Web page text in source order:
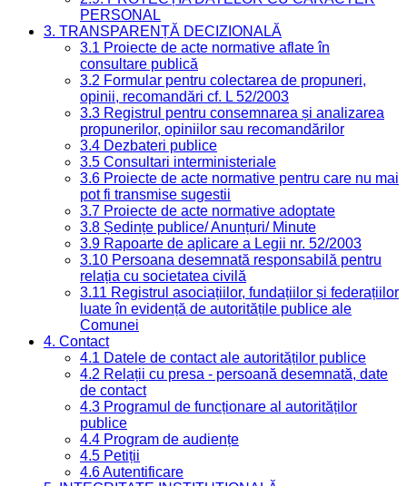
PERSONAL
3. TRANSPARENȚĂ DECIZIONALĂ
3.1 Proiecte de acte normative aflate în
consultare publică
3.2 Formular pentru colectarea de propuneri,
opinii, recomandări cf. L 52/2003
3.3 Registrul pentru consemnarea și analizarea
propunerilor, opiniilor sau recomandărilor
3.4 Dezbateri publice
3.5 Consultari interministeriale
3.6 Proiecte de acte normative pentru care nu mai
pot fi transmise sugestii
3.7 Proiecte de acte normative adoptate
3.8 Ședințe publice/ Anunțuri/ Minute
3.9 Rapoarte de aplicare a Legii nr. 52/2003
3.10 Persoana desemnată responsabilă pentru
relația cu societatea civilă
3.11 Registrul asociațiilor, fundațiilor și federațiilor
luate în evidență de autoritățile publice ale
Comunei
4. Contact
4.1 Datele de contact ale autorităților publice
4.2 Relații cu presa - persoană desemnată, date
de contact
4.3 Programul de funcționare al autorităților
publice
4.4 Program de audiențe
4.5 Petiții
4.6 Autentificare